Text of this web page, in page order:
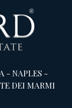
-NAPLES -
DEI MARMI